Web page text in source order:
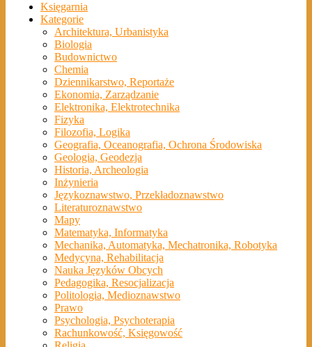
Księgarnia
Kategorie
Architektura, Urbanistyka
Biologia
Budownictwo
Chemia
Dziennikarstwo, Reportaże
Ekonomia, Zarządzanie
Elektronika, Elektrotechnika
Fizyka
Filozofia, Logika
Geografia, Oceanografia, Ochrona Środowiska
Geologia, Geodezja
Historia, Archeologia
Inżynieria
Językoznawstwo, Przekładoznawstwo
Literaturoznawstwo
Mapy
Matematyka, Informatyka
Mechanika, Automatyka, Mechatronika, Robotyka
Medycyna, Rehabilitacja
Nauka Języków Obcych
Pedagogika, Resocjalizacja
Politologia, Medioznawstwo
Prawo
Psychologia, Psychoterapia
Rachunkowość, Księgowość